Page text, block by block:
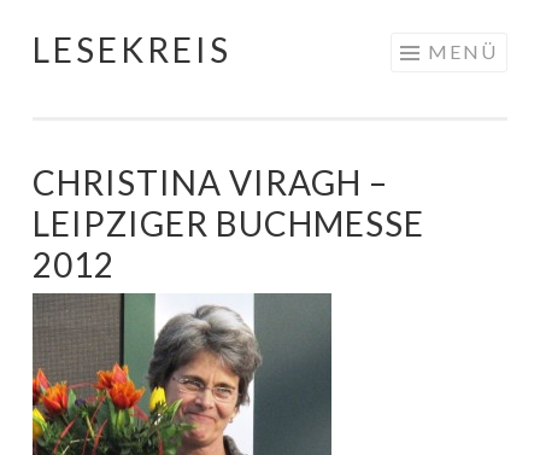
Springe
LESEKREIS MENÜ
CHRISTINA VIRAGH –
LEIPZIGER BUCHMESSE
2012